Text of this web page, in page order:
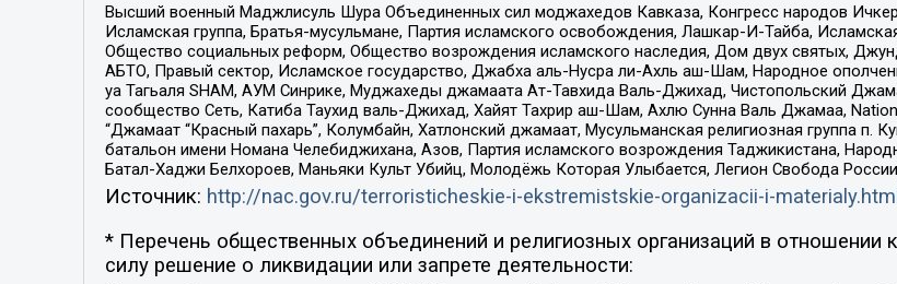
Высший военный Маджлисуль Шура Объединенных сил моджахедов Кавказа, Конгресс народов
Исламская группа, Братья-мусульмане, Партия исламского освобождения, Лашкар-И-Тайба,
Общество социальных реформ, Общество возрождения исламского наследия, Дом двух святых,
АБТО, Правый сектор, Исламское государство, Джабха аль-Нусра ли-Ахль аш-Шам, Народное
уа Тагьаля SHAM, АУМ Синрике, Муджахеды джамаата Ат-Тавхида Валь-Джихад, Чистопольский
сообщество Сеть, Катиба Таухид валь-Джихад, Хайят Тахрир аш-Шам, Ахлю Сунна Валь Джамаа,
“Джамаат “Красный пахарь”, Колумбайн, Хатлонский джамаат, Мусульманская религиозная группа п.
батальон имени Номана Челебиджихана, Азов, Партия исламского возрождения Таджикистана,
Батал-Хаджи Белхороев, Маньяки Культ Убийц, Молодёжь Которая Улыбается, Легион Свобода
Источник: http://nac.gov.ru/terroristicheskie-i-ekstremistskie-organizacii-i-materialy.html
* Перечень общественных объединений и религиозных организаций в
силу решение о ликвидации или запрете деятельности: